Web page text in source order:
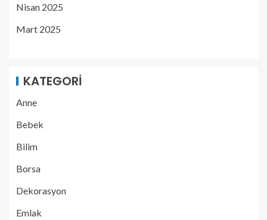
Nisan 2025
Mart 2025
KATEGORI
Anne
Bebek
Bilim
Borsa
Dekorasyon
Emlak